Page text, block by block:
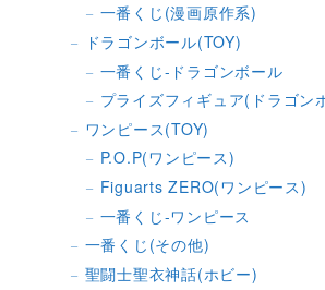
一番くじ(漫画原作系)
ドラゴンボール(TOY)
一番くじ-ドラゴンボール
プライズフィギュア(ドラゴン
ワンピース(TOY)
P.O.P(ワンピース)
Figuarts ZERO(ワンピース)
一番くじ-ワンピース
一番くじ(その他)
聖闘士聖衣神話(ホビー)